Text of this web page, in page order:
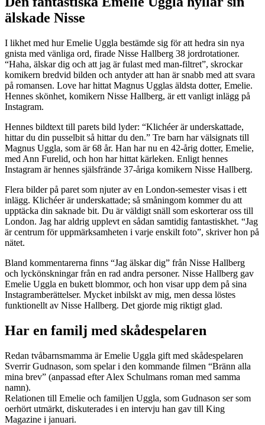
älskade Nisse
I likhet med hur Emelie Uggla bestämde sig för att hedra sin nya
gnista med vänliga ord, firade Nisse Hallberg 38 jordrotationer.
“Haha, älskar dig och att jag är fulast med man-filtret”, skrockar
komikern bredvid bilden och antyder att han är snabb med att svara
på romansen. Love har hittat Magnus Ugglas äldsta dotter, Emelie.
Hennes skönhet, komikern Nisse Hallberg, är ett vanligt inlägg på
Instagram.
Hennes bildtext till parets bild lyder: “Klichéer är underskattade,
hittar du din pusselbit så hittar du den.” Tre barn har välsignats till
Magnus Uggla, som är 68 år. Han har nu en 42-årig dotter, Emelie,
med Ann Furelid, och hon har hittat kärleken. Enligt hennes
Instagram är hennes själsfrände 37-åriga komikern Nisse Hallberg.
Flera bilder på paret som njuter av en London-semester visas i ett
inlägg. Klichéer är underskattade; så småningom kommer du att
upptäcka din saknade bit. Du är väldigt snäll som eskorterar oss till
London. Jag har aldrig upplevt en sådan samtidig fantastiskhet. “Jag
är centrum för uppmärksamheten i varje enskilt foto”, skriver hon på
nätet.
Bland kommentarerna finns “Jag älskar dig” från Nisse Hallberg
och lyckönskningar från en rad andra personer. Nisse Hallberg gav
Emelie Uggla en bukett blommor, och hon visar upp dem på sina
Instagramberättelser. Mycket inbilskt av mig, men dessa löstes
funktionellt av Nisse Hallberg. Det gjorde mig riktigt glad.
Har en familj med skådespelaren
Redan tvåbarnsmamma är Emelie Uggla gift med skådespelaren
Sverrir Gudnason, som spelar i den kommande filmen “Bränn alla
mina brev” (anpassad efter Alex Schulmans roman med samma
namn).
Relationen till Emelie och familjen Uggla, som Gudnason ser som
oerhört utmärkt, diskuterades i en intervju han gav till King
Magazine i januari.